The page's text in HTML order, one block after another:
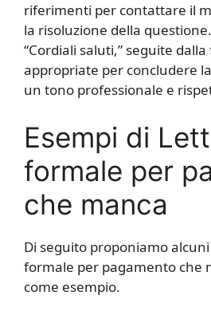
riferimenti per contattare il
la risoluzione della
“Cordiali saluti,” seguite
appropriate per concludere
un tono professionale e
Esempi di
formale per
che manca
Di seguito proponiamo
formale per pagamento che
come esempio.